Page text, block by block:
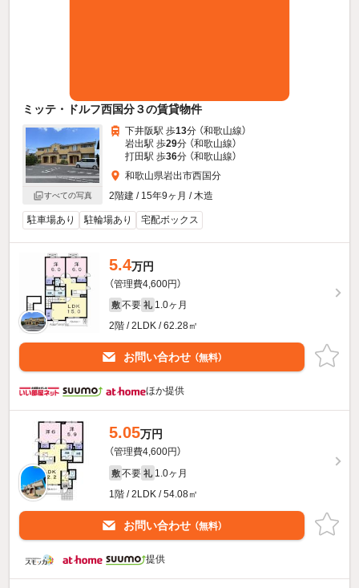
ミッテ・ドルフ西国分３の賃貸物件
すべての写真
下井阪駅 歩13分 （和歌山線）
岩出駅 歩29分 （和歌山線）
打田駅 歩36分 （和歌山線）
和歌山県岩出市西国分
2階建 / 15年9ヶ月 / 木造
駐車場あり 駐輪場あり 宅配ボックス
5.4万円
（管理費4,600円）
敷 不要 礼 1.0ヶ月
2階 / 2LDK / 62.28㎡
お問い合わせ （無料）
ほか提供
5.05万円
（管理費4,600円）
敷 不要 礼 1.0ヶ月
1階 / 2LDK / 54.08㎡
お問い合わせ （無料）
提供